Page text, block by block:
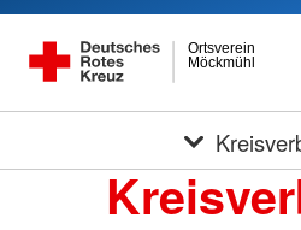
Möckmühl
Ortsverein